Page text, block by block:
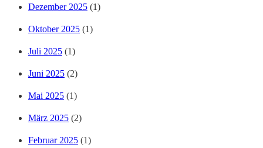
Dezember 2025 (1)
Oktober 2025 (1)
Juli 2025 (1)
Juni 2025 (2)
Mai 2025 (1)
März 2025 (2)
Februar 2025 (1)